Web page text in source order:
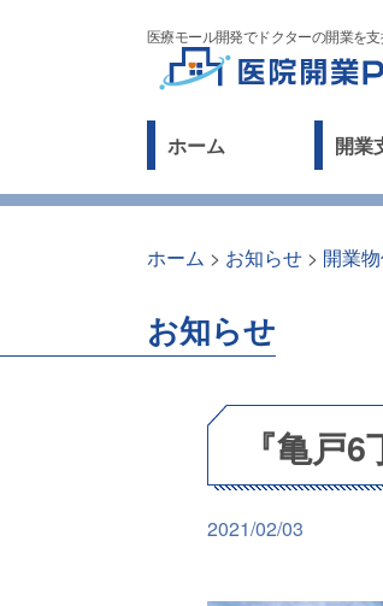
医療モール開発でドクターの開業を
ホーム 開業
ホーム > お知らせ > 開業
お知らせ
『亀戸
2021/02/03